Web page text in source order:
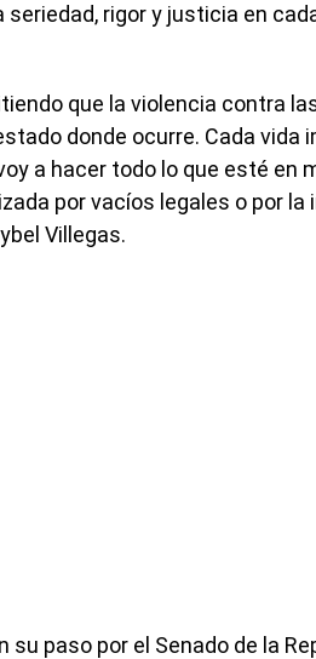
rigor y justicia en
que la violencia contra
donde ocurre. Cada vida
a hacer todo lo que esté en
por vacíos legales o por la
Villegas.
su paso por el Senado de la